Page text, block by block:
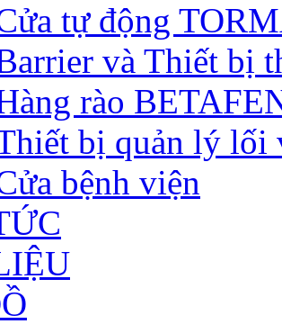
tự động
và Thiết bị
rào
bị quản lý lối
bệnh viện